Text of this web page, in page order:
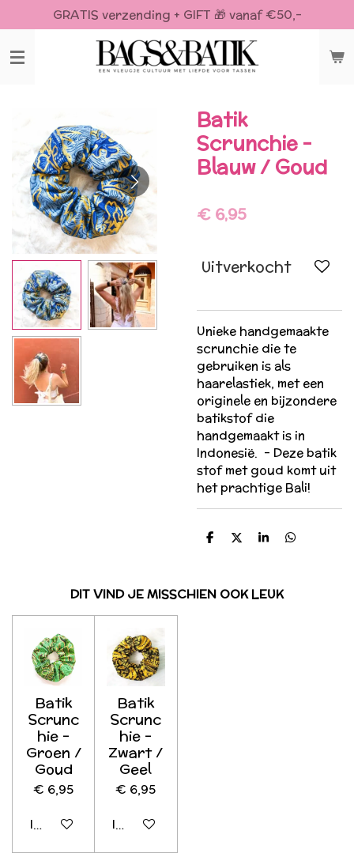
direct
naar
de
GRATIS verzending + GIFT 🎁 vanaf €50,-
Batik
Scrunchie -
Blauw / Goud
€ 6,95
Uitverkocht
Unieke handgemaakte
scrunchie die te
gebruiken is als
haarelastiek, met een
originele en bijzondere
batikstof die
handgemaakt is in
Indonesië. - Deze batik
stof met goud komt uit
het prachtige Bali!
D
n
D S
e
D
DIT VIND JE MISSCHIEN OOK LEUK
Batik
Scrunc
hie -
Groen /
Goud
€ 6,95
In winkelwagen
Batik
Scrunc
hie -
Zwart /
Geel
€ 6,95
In winkelwagen